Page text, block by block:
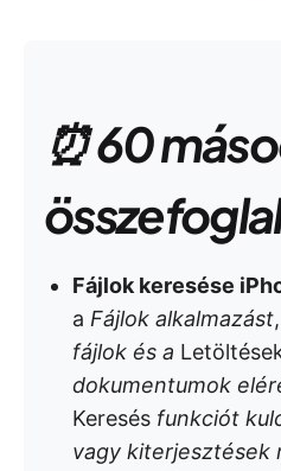
⏰ 60
Fájlok keresése
a Fájlok alkalmazást,
fájlok és a
dokumentumok
Keresés funkciót
vagy kiterjesztések